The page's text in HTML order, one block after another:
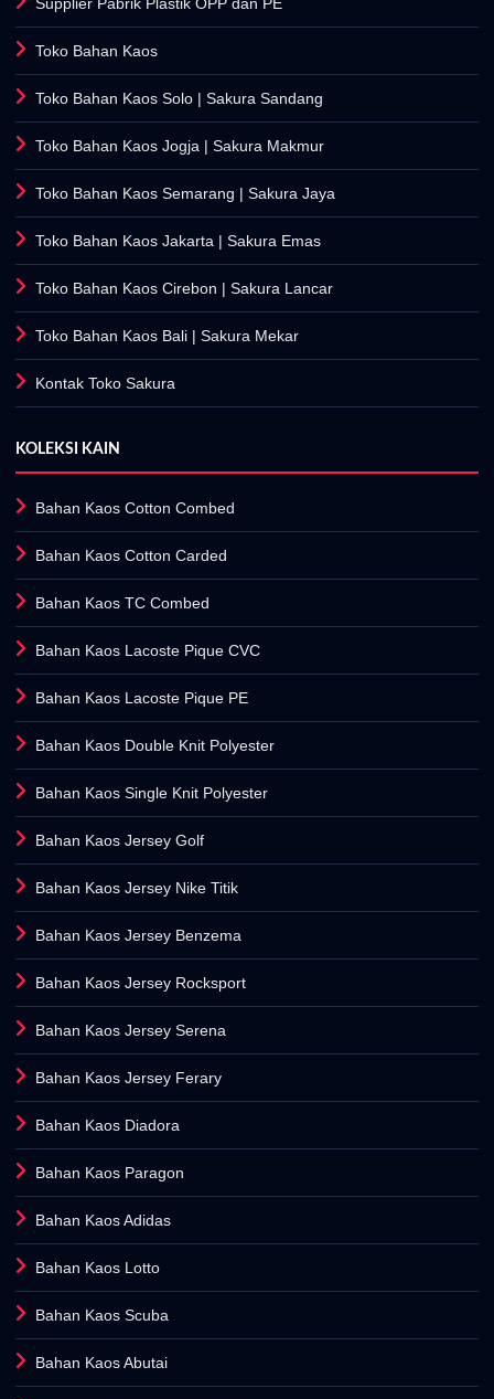
Toko Bahan Kaos
Toko Bahan Kaos Solo | Sakura Sandang
Toko Bahan Kaos Jogja | Sakura Makmur
Toko Bahan Kaos Semarang | Sakura Jaya
Toko Bahan Kaos Jakarta | Sakura Emas
Toko Bahan Kaos Cirebon | Sakura Lancar
Toko Bahan Kaos Bali | Sakura Mekar
Kontak Toko Sakura
KOLEKSI KAIN
Bahan Kaos Cotton Combed
Bahan Kaos Cotton Carded
Bahan Kaos TC Combed
Bahan Kaos Lacoste Pique CVC
Bahan Kaos Lacoste Pique PE
Bahan Kaos Double Knit Polyester
Bahan Kaos Single Knit Polyester
Bahan Kaos Jersey Golf
Bahan Kaos Jersey Nike Titik
Bahan Kaos Jersey Benzema
Bahan Kaos Jersey Rocksport
Bahan Kaos Jersey Serena
Bahan Kaos Jersey Ferary
Bahan Kaos Diadora
Bahan Kaos Paragon
Bahan Kaos Adidas
Bahan Kaos Lotto
Bahan Kaos Scuba
Bahan Kaos Abutai